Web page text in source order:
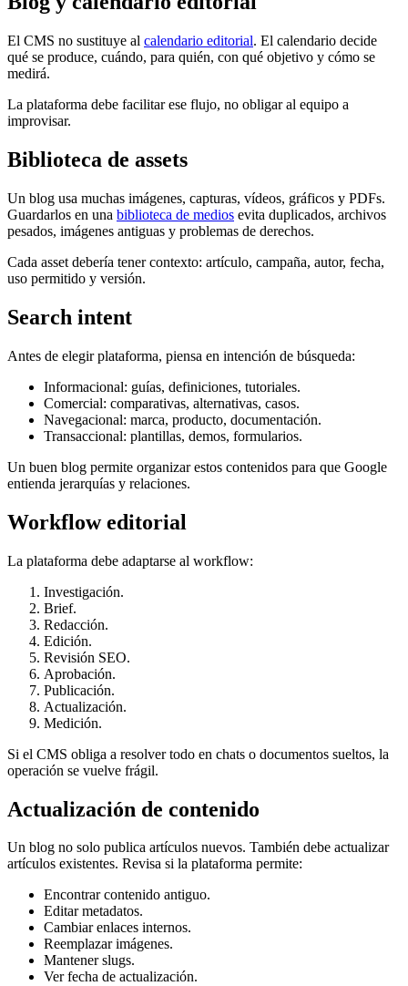
El CMS no sustituye al calendario editorial. El calendario decide
qué se produce, cuándo, para quién, con qué objetivo y cómo se
medirá.
La plataforma debe facilitar ese flujo, no obligar al equipo a
improvisar.
Biblioteca de assets
Un blog usa muchas imágenes, capturas, vídeos, gráficos y PDFs.
Guardarlos en una biblioteca de medios evita duplicados, archivos
pesados, imágenes antiguas y problemas de derechos.
Cada asset debería tener contexto: artículo, campaña, autor, fecha,
uso permitido y versión.
Search intent
Antes de elegir plataforma, piensa en intención de búsqueda:
Informacional: guías, definiciones, tutoriales.
Comercial: comparativas, alternativas, casos.
Navegacional: marca, producto, documentación.
Transaccional: plantillas, demos, formularios.
Un buen blog permite organizar estos contenidos para que Google
entienda jerarquías y relaciones.
Workflow editorial
La plataforma debe adaptarse al workflow:
Investigación.
Brief.
Redacción.
Edición.
Revisión SEO.
Aprobación.
Publicación.
Actualización.
Medición.
Si el CMS obliga a resolver todo en chats o documentos sueltos, la
operación se vuelve frágil.
Actualización de contenido
Un blog no solo publica artículos nuevos. También debe actualizar
artículos existentes. Revisa si la plataforma permite:
Encontrar contenido antiguo.
Editar metadatos.
Cambiar enlaces internos.
Reemplazar imágenes.
Mantener slugs.
Ver fecha de actualización.